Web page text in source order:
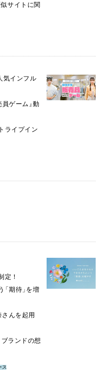
サイトに関
気インフル
員ゲーム 』動
ライプイン
定！
「期待 」を増
さんを起用
、ブランドの想
ス